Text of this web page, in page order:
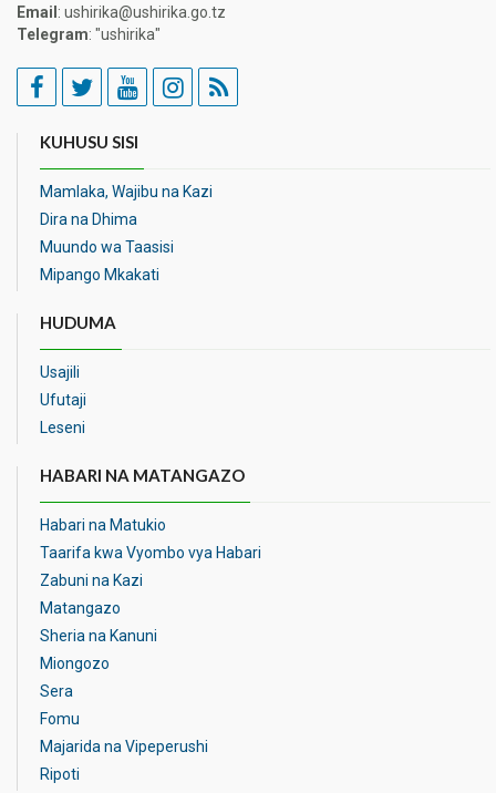
Email: ushirika@ushirika.go.tz
Telegram: "ushirika"
KUHUSU SISI
Mamlaka, Wajibu na Kazi
Dira na Dhima
Muundo wa Taasisi
Mipango Mkakati
HUDUMA
Usajili
Ufutaji
Leseni
HABARI NA MATANGAZO
Habari na Matukio
Taarifa kwa Vyombo vya Habari
Zabuni na Kazi
Matangazo
Sheria na Kanuni
Miongozo
Sera
Fomu
Majarida na Vipeperushi
Ripoti